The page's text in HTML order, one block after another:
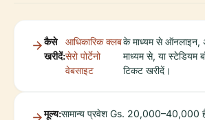
कैसे
खरीदें:
आधिकारिक क्लब
सेरो पोर्टेनो
वेबसाइट
के माध्यम से ऑनलाइन,
माध्यम से, या स्टेडियम
टिकट खरीदें।
मूल्य:सामान्य प्रवेश Gs. 20,000–40,000